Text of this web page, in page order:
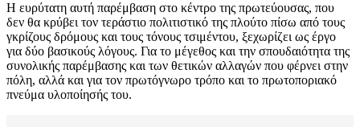
Η ευρύτατη αυτή παρέμβαση στο κέντρο της πρωτεύουσας, που
δεν θα κρύβει τον τεράστιο πολιτιστικό της πλούτο πίσω από τους
γκρίζους δρόμους και τους τόνους τσιμέντου, ξεχωρίζει ως έργο
για δύο βασικούς λόγους. Για το μέγεθος και την σπουδαιότητα της
συνολικής παρέμβασης και των θετικών αλλαγών που φέρνει στην
πόλη, αλλά και για τον πρωτόγνωρο τρόπο και το πρωτοποριακό
πνεύμα υλοποίησής του.